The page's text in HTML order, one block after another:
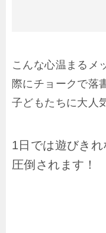
こんな心温まるメ
際にチョークで落
子どもたちに大人
1日では遊びきれ
圧倒されます！